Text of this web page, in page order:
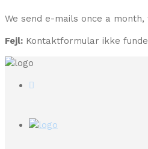
We send e-mails once a
Fejl: Kontaktformular ikke